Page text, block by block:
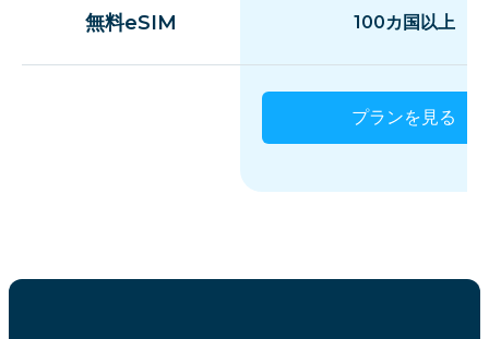
無料eSIM 100カ国以上
プランを見る